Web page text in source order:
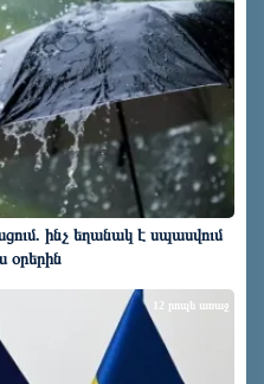
ինչ եղանակ է սպասվում
օրերին
12 րոպե առաջ